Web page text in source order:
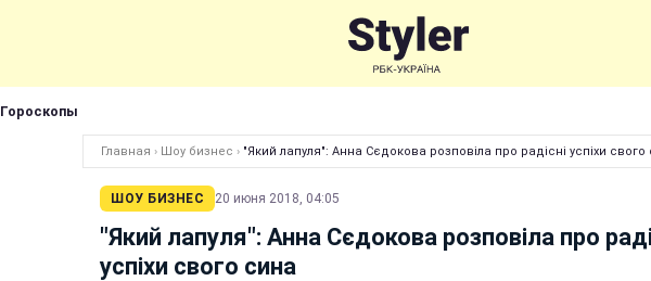
Гороскопы
Главная › Шоу бизнес › "Який лапуля": Анна Сєдокова розповіла про радісні успіхи свого
ШОУ БИЗНЕС 20 июня 2018, 04:05
"Який лапуля": Анна Сєдокова розповіла про
успіхи свого сина